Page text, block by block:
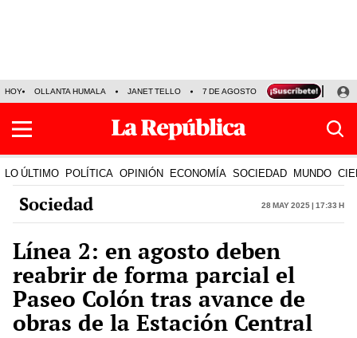
HOY OLLANTA HUMALA JANET TELLO 7 DE AGOSTO TINKA RESULTADOS
LO ÚLTIMO POLÍTICA OPINIÓN ECONOMÍA SOCIEDAD MUNDO
Sociedad 28 May 2025 | 17:33 h
Línea 2: en agosto deben
reabrir de forma parcial el
Paseo Colón tras avance de
obras de la Estación Central